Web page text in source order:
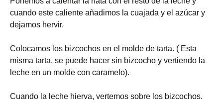
cuando este caliente añadimos la cuajada y el azúcar y
dejamos hervir.
Colocamos los bizcochos en el molde de tarta. ( Esta
misma tarta, se puede hacer sin bizcocho y vertiendo la
leche en un molde con caramelo).
Cuando la leche hierva, vertemos sobre los bizcochos.